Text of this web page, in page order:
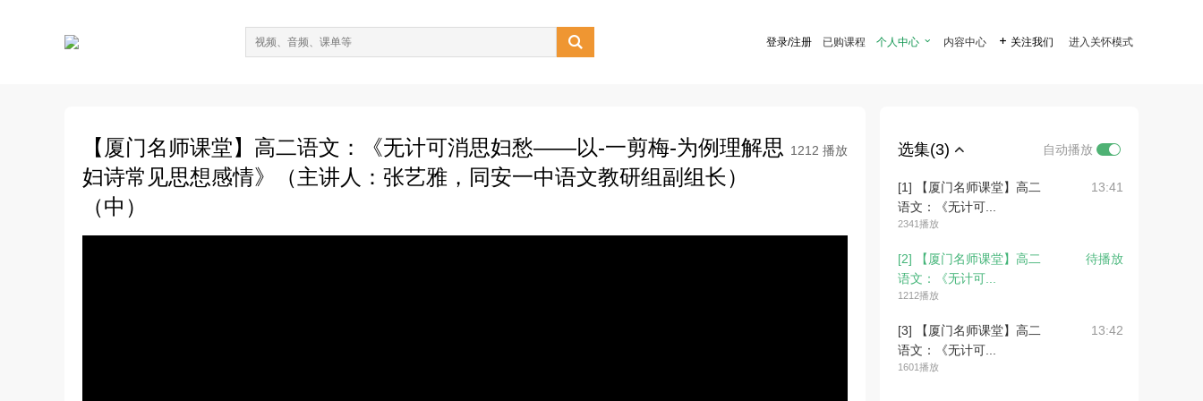
 登录/注册 已购课程 个人中心  内容中心  关注我们 进入关怀模式
【厦门名师课堂】高二语文：《无计可消思妇愁——以-一剪梅-为例理解思
妇诗常见思想感情》（主讲人：张艺雅，同安一中语文教研组副组长）
（中）
1212 播放 选集(3) 自动播放
[1] 【厦门名师课堂】高二
语文：《无计可...
2341播放
13:41
[2] 【厦门名师课堂】高二
语文：《无计可...
1212播放
待播放
[3] 【厦门名师课堂】高二
语文：《无计可...
1601播放
13:42